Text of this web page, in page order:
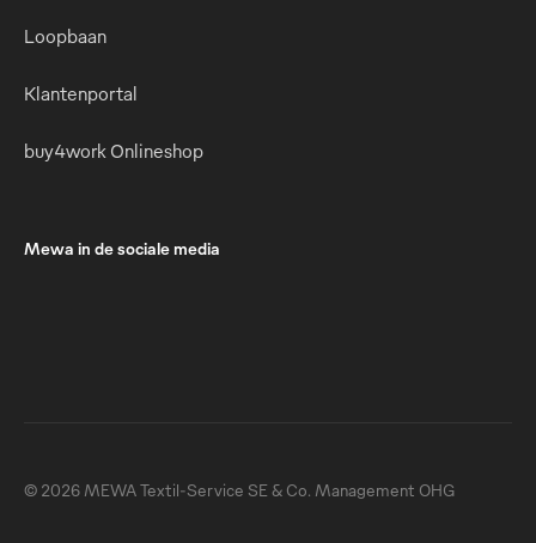
Loopbaan
Klantenportal
buy4work Onlineshop
Mewa in de sociale media
© 2026 MEWA Textil-Service SE & Co. Management OHG